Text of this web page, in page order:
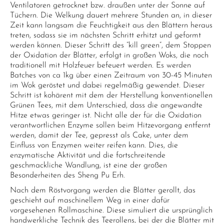
Ventilatoren getrocknet bzw. draußen unter der Sonne auf
Tüchern. Die Welkung dauert mehrere Stunden an, in dieser
Zeit kann langsam die Feuchtigkeit aus den Blättern heraus
treten, sodass sie im nächsten Schritt erhitzt und geformt
werden können. Dieser Schritt des “kill green”, dem Stoppen
der Oxidation der Blätter, erfolgt in großen Woks, die noch
traditionell mit Holzfeuer befeuert werden. Es werden
Batches von ca 1kg über einen Zeitraum von 30-45 Minuten
im Wok geröstet und dabei regelmäßig gewendet. Dieser
Schritt ist kohärent mit dem der Herstellung konventionellen
Grünen Tees, mit dem Unterschied, dass die angewandte
Hitze etwas geringer ist. Nicht alle der für die Oxidation
verantwortlichen Enzyme sollen beim Hitzevorgang entfernt
werden, damit der Tee, gepresst als Cake, unter dem
Einfluss von Enzymen weiter reifen kann. Dies, die
enzymatische Aktivität und die fortschreitende
geschmackliche Wandlung, ist eine der großen
Besonderheiten des Sheng Pu Erh.
Nach dem Röstvorgang werden die Blätter gerollt, das
geschieht auf maschinellem Weg in einer dafür
vorgesehenen Rollmaschine. Diese simuliert die ursprünglich
handwerkliche Technik des Teerollens, bei der die Blätter mit